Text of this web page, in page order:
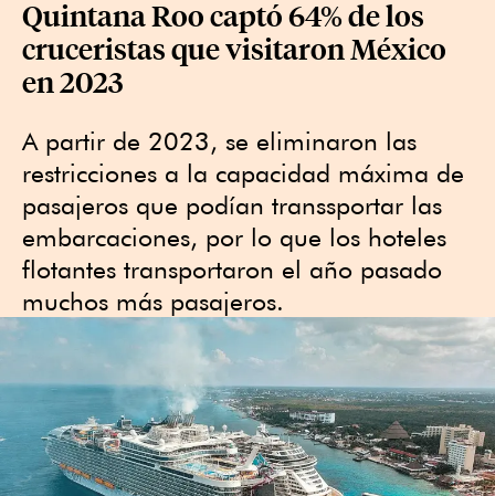
Quintana Roo captó 64% de los
cruceristas que visitaron México
en 2023
A partir de 2023, se eliminaron las
restricciones a la capacidad máxima de
pasajeros que podían transsportar las
embarcaciones, por lo que los hoteles
flotantes transportaron el año pasado
muchos más pasajeros.